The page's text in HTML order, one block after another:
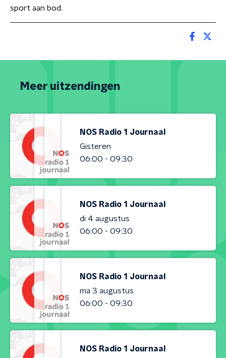
sport aan bod.
Meer uitzendingen
NOS Radio 1 Journaal
Gisteren
06:00 - 09:30
NOS Radio 1 Journaal
di 4 augustus
06:00 - 09:30
NOS Radio 1 Journaal
ma 3 augustus
06:00 - 09:30
NOS Radio 1 Journaal